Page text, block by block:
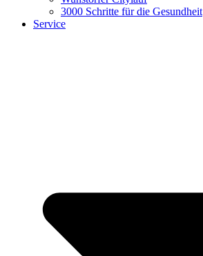
3000 Schritte für die Gesundheit
Service